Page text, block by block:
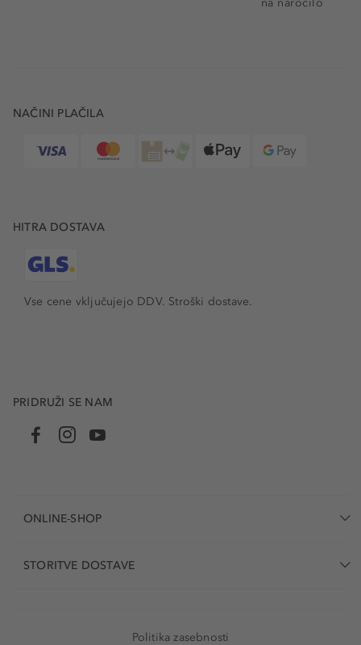
NAČINI PLAČILA
HITRA DOSTAVA
Vse cene vključujejo DDV. Stroški dostave.
PRIDRUŽI SE NAM
ONLINE-SHOP
STORITVE DOSTAVE
Politika zasebnosti